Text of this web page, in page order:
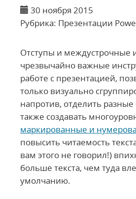
30 ноября 2015
Рубрика: Презентации
Отступы и междустрочные
чрезвычайно важные
работе с презентацией,
только визуально
напротив, отделить
также создавать
маркированные и
повысить читаемость
вам этого не говорил!)
больше текста, чем туда
умолчанию.